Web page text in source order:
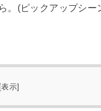
。(ピックアップシー
[表示]